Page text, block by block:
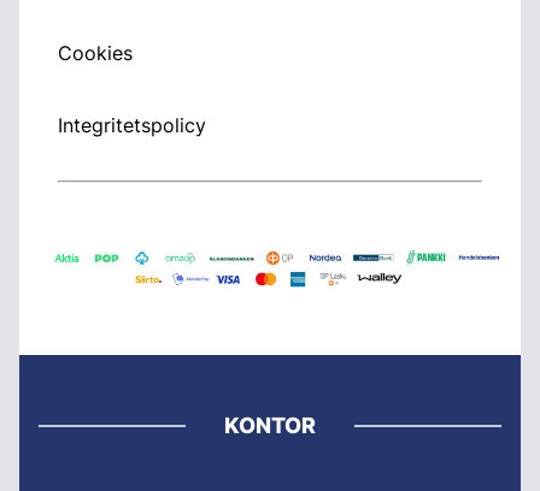
Cookies
Integritetspolicy
KONTOR